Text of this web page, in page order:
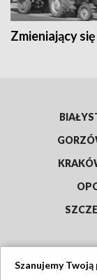
Zmieniający
Szanujemy